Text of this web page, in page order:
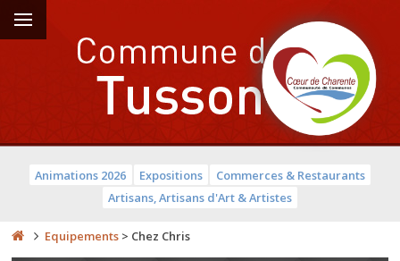
Animations 2026 Expositions
Commerces & Restaurants
Artisans, Artisans d'Art & Artistes
Equipements > Chez Chris